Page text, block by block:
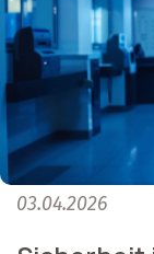
03.04.2026